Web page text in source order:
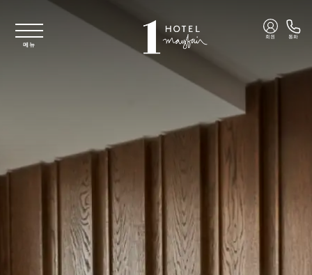
주요 콘텐츠로 건너뛰기
메뉴
회원 통화